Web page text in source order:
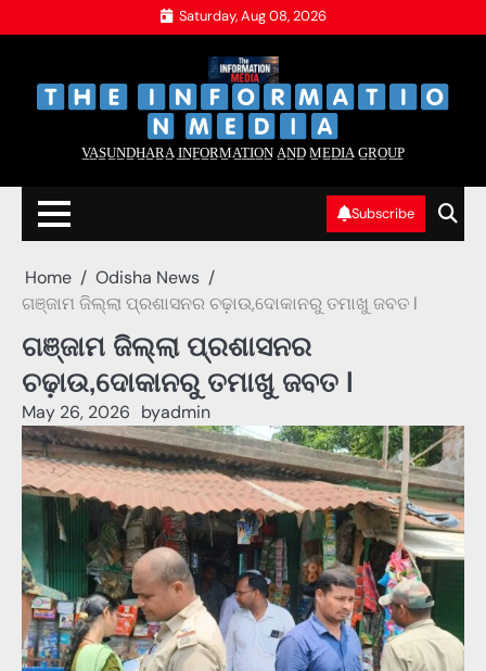
to
Saturday, Aug 08, 2026
V̲A̲S̲U̲N̲D̲H̲A̲R̲A̲ I̲N̲F̲O̲R̲M̲A̲T̲I̲O̲N̲ A̲N̲D̲ M̲E̲D̲I̲A̲ G̲R̲O̲U̲P̲
Subscribe
Home
Odisha News
ଗଞ୍ଜାମ ଜିଲ୍ଲା ପ୍ରଶାସନର ଚଢ଼ାଉ,ଦୋକାନରୁ ତମାଖୁ ଜବତ l
ଗଞ୍ଜାମ ଜିଲ୍ଲା ପ୍ରଶାସନର
ଚଢ଼ାଉ,ଦୋକାନରୁ ତମାଖୁ ଜବତ l
May 26, 2026 byadmin